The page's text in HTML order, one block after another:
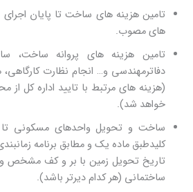
تامین هزینه های ساخت تا پایان
های مصوب.
تامین هزینه های پروانه ساخت،
دفاترمهندسی و… انجام نظارت
(هزینه های مرتبط با تایید اداره کل
خواهد شد).
ساخت و تحویل واحدهای مسکونی تا
تاریخ تحویل زمین با بر و کف مشخص
ساختمانی (هر کدام دیرتر باشد).